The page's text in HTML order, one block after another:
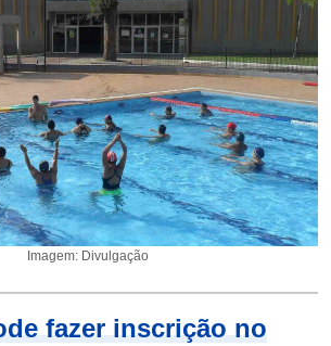
Imagem: Divulgação
fazer inscrição no